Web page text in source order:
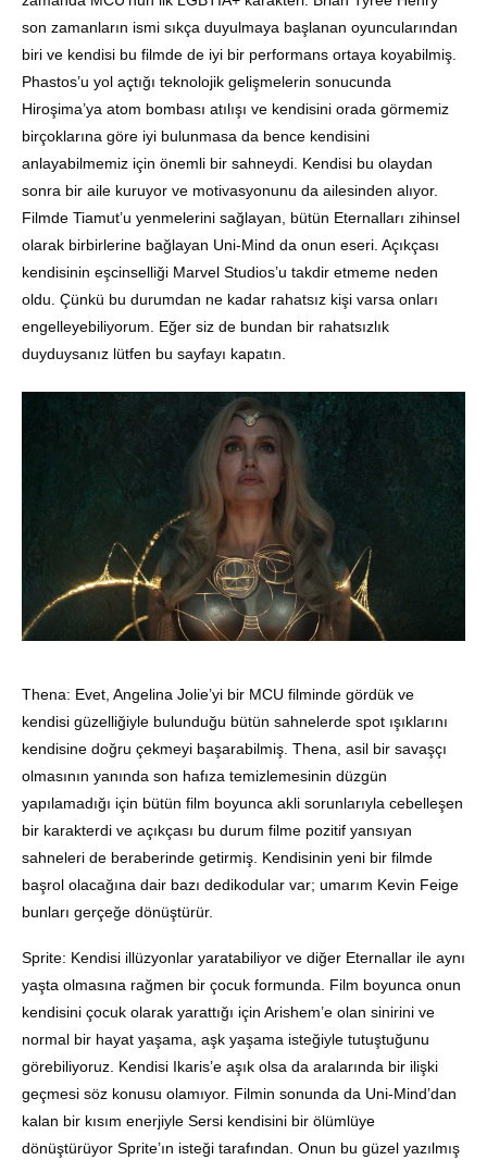
son zamanların ismi sıkça duyulmaya başlanan oyuncularından
biri ve kendisi bu filmde de iyi bir performans ortaya koyabilmiş.
Phastos’u yol açtığı teknolojik gelişmelerin sonucunda
Hiroşima’ya atom bombası atılışı ve kendisini orada görmemiz
birçoklarına göre iyi bulunmasa da bence kendisini
anlayabilmemiz için önemli bir sahneydi. Kendisi bu olaydan
sonra bir aile kuruyor ve motivasyonunu da ailesinden alıyor.
Filmde Tiamut’u yenmelerini sağlayan, bütün Eternalları zihinsel
olarak birbirlerine bağlayan Uni-Mind da onun eseri. Açıkçası
kendisinin eşcinselliği Marvel Studios’u takdir etmeme neden
oldu. Çünkü bu durumdan ne kadar rahatsız kişi varsa onları
engelleyebiliyorum. Eğer siz de bundan bir rahatsızlık
duyduysanız lütfen bu sayfayı kapatın.
Thena: Evet, Angelina Jolie’yi bir MCU filminde gördük ve
kendisi güzelliğiyle bulunduğu bütün sahnelerde spot ışıklarını
kendisine doğru çekmeyi başarabilmiş. Thena, asil bir savaşçı
olmasının yanında son hafıza temizlemesinin düzgün
yapılamadığı için bütün film boyunca akli sorunlarıyla cebelleşen
bir karakterdi ve açıkçası bu durum filme pozitif yansıyan
sahneleri de beraberinde getirmiş. Kendisinin yeni bir filmde
başrol olacağına dair bazı dedikodular var; umarım Kevin Feige
bunları gerçeğe dönüştürür.
Sprite: Kendisi illüzyonlar yaratabiliyor ve diğer Eternallar ile aynı
yaşta olmasına rağmen bir çocuk formunda. Film boyunca onun
kendisini çocuk olarak yarattığı için Arishem’e olan sinirini ve
normal bir hayat yaşama, aşk yaşama isteğiyle tutuştuğunu
görebiliyoruz. Kendisi Ikaris’e aşık olsa da aralarında bir ilişki
geçmesi söz konusu olamıyor. Filmin sonunda da Uni-Mind’dan
kalan bir kısım enerjiyle Sersi kendisini bir ölümlüye
dönüştürüyor Sprite’ın isteği tarafından. Onun bu güzel yazılmış